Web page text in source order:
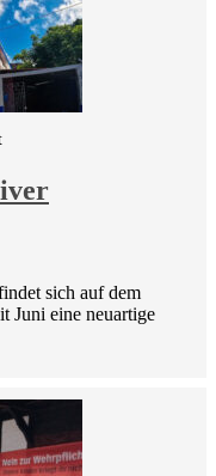
sich auf dem
Juni eine neuartige